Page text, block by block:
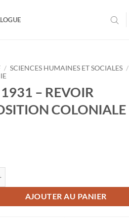
/ SCIENCES HUMAINES ET SOCIALES /
1931 – REVOIR
COLONIALE
AJOUTER AU PANIER